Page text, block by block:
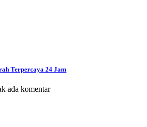
Terpercaya 24 Jam
ada komentar